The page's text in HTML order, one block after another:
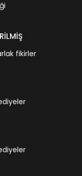
fikirler